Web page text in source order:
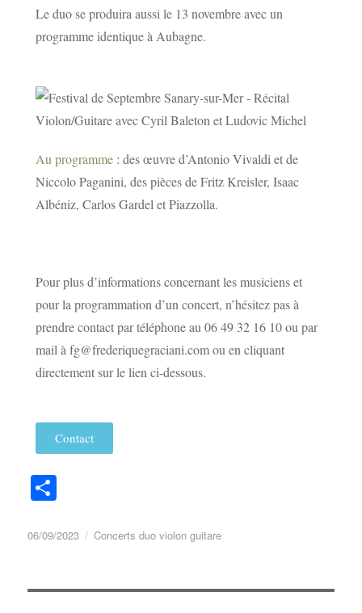
Le duo se produira aussi le 13 novembre avec un
programme identique à Aubagne.
Au programme : des œuvre d’Antonio Vivaldi et de
Niccolo Paganini, des pièces de Fritz Kreisler, Isaac
Albéniz, Carlos Gardel et Piazzolla.
Pour plus d’informations concernant les musiciens et
pour la programmation d’un concert, n’hésitez pas à
prendre contact par téléphone au 06 49 32 16 10 ou par
mail à fg@frederiquegraciani.com ou en cliquant
directement sur le lien ci-dessous.
Contact
ag
06/09/2023 Concerts duo violon guitare